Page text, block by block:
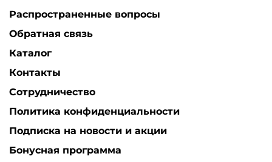
Распространенные вопросы
Обратная связь
Каталог
Контакты
Сотрудничество
Политика конфиденциальности
Подписка на новости и акции
Бонусная программа